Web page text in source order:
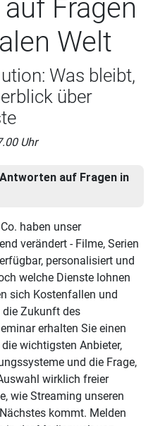
Fragen
Welt
Was bleibt,
über
Uhr
auf Fragen in
haben unser
verändert - Filme, Serien
personalisiert und
welche Dienste lohnen
sich Kostenfallen und
die Zukunft des
erhalten Sie einen
wichtigsten Anbieter,
und die Frage,
wirklich freier
wie Streaming unseren
kommt. Melden